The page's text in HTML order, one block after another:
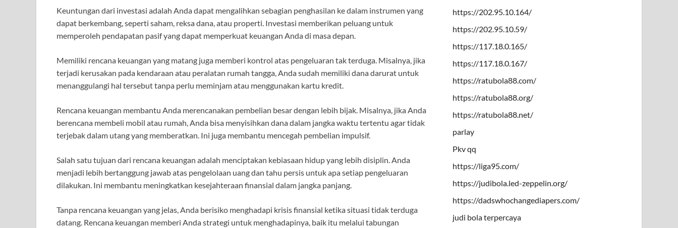
Keuntungan dari investasi adalah Anda dapat mengalihkan sebagian penghasilan ke dalam instrumen yang
dapat berkembang, seperti saham, reksa dana, atau properti. Investasi memberikan peluang untuk
memperoleh pendapatan pasif yang dapat memperkuat keuangan Anda di masa depan.
Memiliki rencana keuangan yang matang juga memberi kontrol atas pengeluaran tak terduga. Misalnya, jika
terjadi kerusakan pada kendaraan atau peralatan rumah tangga, Anda sudah memiliki dana darurat untuk
menanggulangi hal tersebut tanpa perlu meminjam atau menggunakan kartu kredit.
Rencana keuangan membantu Anda merencanakan pembelian besar dengan lebih bijak. Misalnya, jika Anda
berencana membeli mobil atau rumah, Anda bisa menyisihkan dana dalam jangka waktu tertentu agar tidak
terjebak dalam utang yang memberatkan. Ini juga membantu mencegah pembelian impulsif.
Salah satu tujuan dari rencana keuangan adalah menciptakan kebiasaan hidup yang lebih disiplin. Anda
menjadi lebih bertanggung jawab atas pengelolaan uang dan tahu persis untuk apa setiap pengeluaran
dilakukan. Ini membantu meningkatkan kesejahteraan finansial dalam jangka panjang.
Tanpa rencana keuangan yang jelas, Anda berisiko menghadapi krisis finansial ketika situasi tidak terduga
datang. Rencana keuangan memberi Anda strategi untuk menghadapinya, baik itu melalui tabungan
https://202.95.10.164/
https://202.95.10.59/
https://117.18.0.165/
https://117.18.0.167/
https://ratubola88.com/
https://ratubola88.org/
https://ratubola88.net/
parlay
Pkv qq
https://liga95.com/
https://judibola.led-zeppelin.org/
https://dadswhochangediapers.com/
judi bola terpercaya